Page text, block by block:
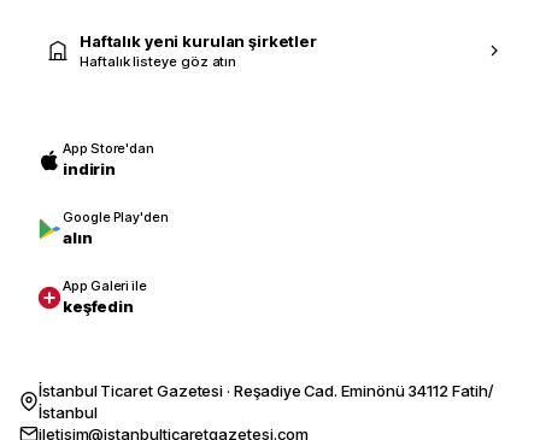
Haftalık yeni kurulan şirketler
Haftalık listeye göz atın
App Store'dan
indirin
Google Play'den
alın
App Galeri ile
keşfedin
İstanbul Ticaret Gazetesi · Reşadiye Cad. Eminönü 34112 Fatih/
İstanbul
iletisim@istanbulticaretgazetesi.com